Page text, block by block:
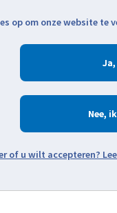
op om onze website te
Ja
Nee